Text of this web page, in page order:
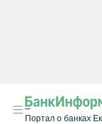
Портал о банках